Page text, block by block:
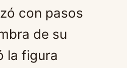
con pasos
de su
la figura